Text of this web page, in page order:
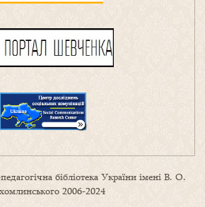
бібліотека України імені В. О.
2006-2024